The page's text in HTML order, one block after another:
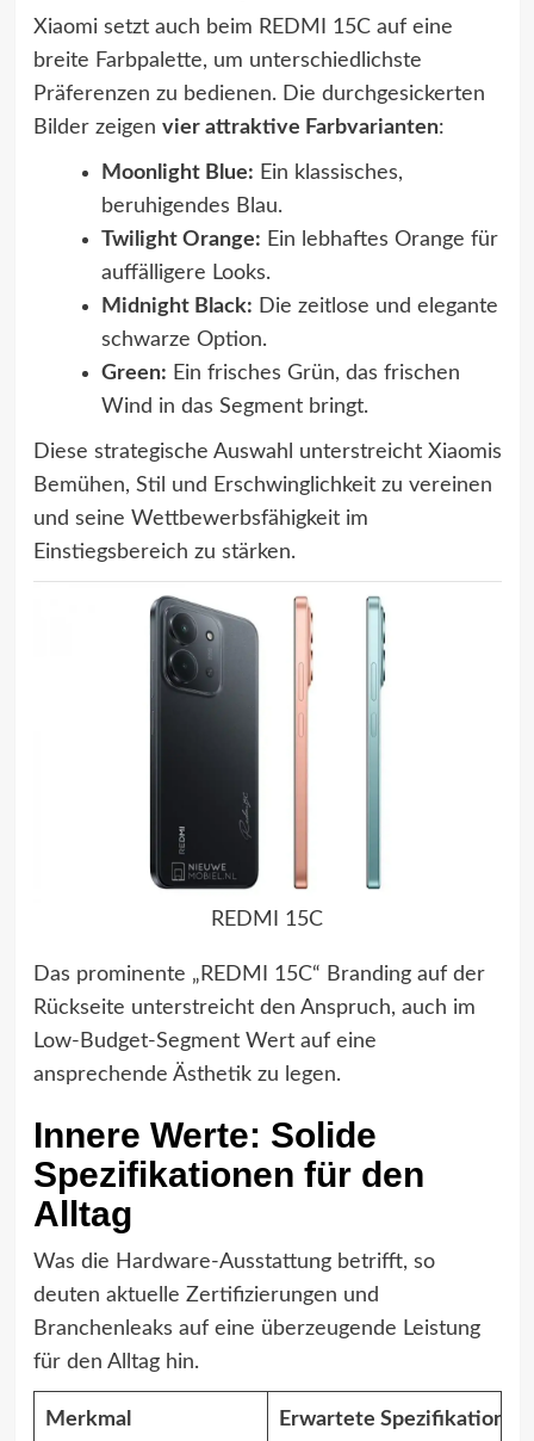
Xiaomi setzt auch beim REDMI 15C auf eine
breite Farbpalette, um unterschiedlichste
Präferenzen zu bedienen. Die durchgesickerten
Bilder zeigen vier attraktive Farbvarianten:
Moonlight Blue: Ein klassisches,
beruhigendes Blau.
Twilight Orange: Ein lebhaftes Orange für
auffälligere Looks.
Midnight Black: Die zeitlose und elegante
schwarze Option.
Green: Ein frisches Grün, das frischen
Wind in das Segment bringt.
Diese strategische Auswahl unterstreicht Xiaomis
Bemühen, Stil und Erschwinglichkeit zu vereinen
und seine Wettbewerbsfähigkeit im
Einstiegsbereich zu stärken.
REDMI 15C
Das prominente „REDMI 15C“ Branding auf der
Rückseite unterstreicht den Anspruch, auch im
Low-Budget-Segment Wert auf eine
ansprechende Ästhetik zu legen.
Innere Werte: Solide
Spezifikationen für den
Alltag
Was die Hardware-Ausstattung betrifft, so
deuten aktuelle Zertifizierungen und
Branchenleaks auf eine überzeugende Leistung
für den Alltag hin.
Merkmal Erwartete Spezifikation